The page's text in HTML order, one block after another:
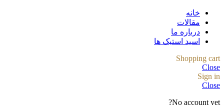
خانه
مقالات
درباره ما
اسید استیک ها
Shopping cart
Close
Sign in
Close
No account yet?